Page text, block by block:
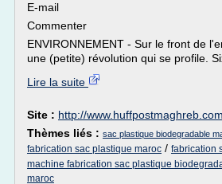
E-mail
Commenter
ENVIRONNEMENT - Sur le front de
une (petite) révolution qui se profile.
Lire la suite
Site : http://www.huffpostmaghreb.com
Thèmes liés : sac plastique biodegradable
fabrication sac plastique maroc / fabrication
machine fabrication sac plastique
maroc